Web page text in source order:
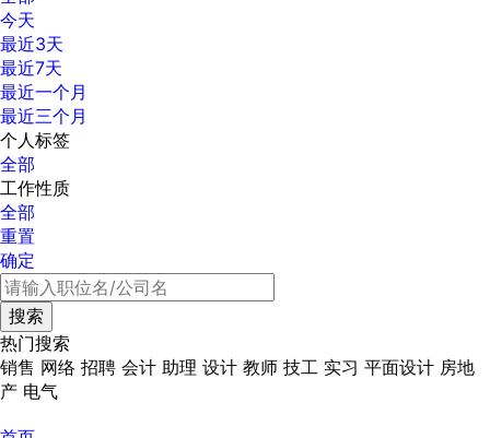
今天
最近3天
最近7天
最近一个月
最近三个月
个人标签
全部
工作性质
全部
重置
确定
热门搜索
销售 网络 招聘 会计 助理 设计 教师 技工 实习 平面设计 房地
产 电气